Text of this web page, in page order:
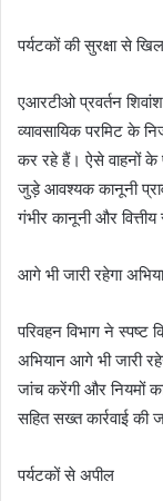
पर्यटकों की सुरक्षा से
एआरटीओ प्रवर्तन
व्यावसायिक परमिट के
कर रहे हैं। ऐसे वाहनों के
जुड़े आवश्यक कानूनी
गंभीर कानूनी और
आगे भी जारी रहेगा
परिवहन विभाग ने
अभियान आगे भी जारी
जांच करेंगी और नियमों
सहित सख्त कार्रवाई की
पर्यटकों से अपील